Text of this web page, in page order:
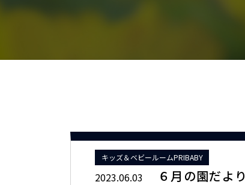
キッズ＆ベビールームPRIBABY
2023.06.03 ６月の園だより